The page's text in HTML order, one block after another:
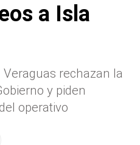
a Isla
rechazan la
y piden
operativo